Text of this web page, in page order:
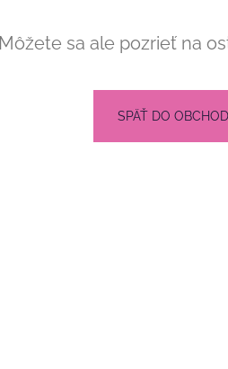
Môžete sa ale pozrieť na
SPÄŤ DO
€79